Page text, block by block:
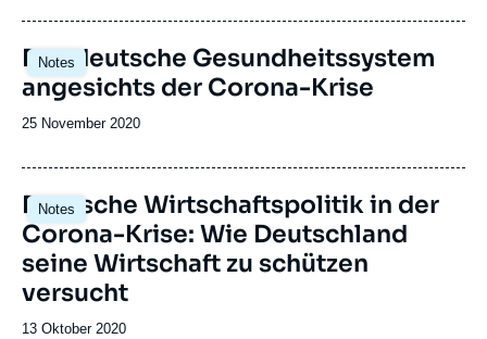
Notes
Image
principale
Das deutsche Gesundheitssystem
angesichts der Corona-Krise
Date
publication
25 November 2020
Notes
Image
principale
Deutsche Wirtschaftspolitik in der
Corona-Krise: Wie Deutschland
seine Wirtschaft zu schützen
versucht
Date
13 Oktober 2020